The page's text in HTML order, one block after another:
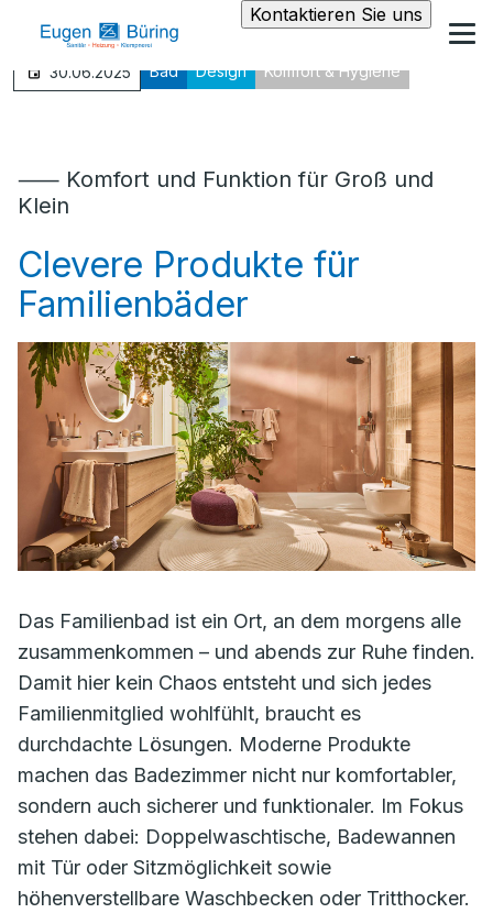
Kontaktieren Sie uns
30.06.2025 Bad Design Komfort & Hygiene
⸺ Komfort und Funktion für Groß und
Klein
Clevere Produkte für
Familienbäder
Das Familienbad ist ein Ort, an dem morgens alle
zusammenkommen – und abends zur Ruhe finden.
Damit hier kein Chaos entsteht und sich jedes
Familienmitglied wohlfühlt, braucht es
durchdachte Lösungen. Moderne Produkte
machen das Badezimmer nicht nur komfortabler,
sondern auch sicherer und funktionaler. Im Fokus
stehen dabei: Doppelwaschtische, Badewannen
mit Tür oder Sitzmöglichkeit sowie
höhenverstellbare Waschbecken oder Tritthocker.